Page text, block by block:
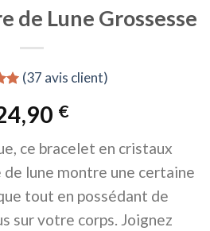
de Lune Grossesse
(37 avis client)
€
ce bracelet en cristaux
lune montre une certaine
tout en possédant de
sur votre corps. Joignez